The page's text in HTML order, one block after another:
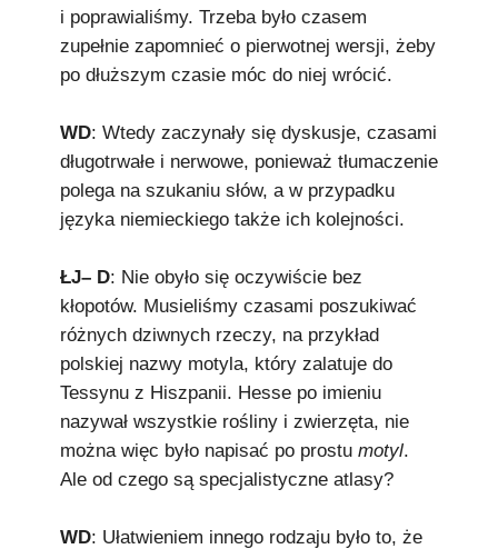
i poprawialiśmy. Trzeba było czasem
zupełnie zapomnieć o pierwotnej wersji, żeby
po dłuższym czasie móc do niej wrócić.
WD: Wtedy zaczynały się dyskusje, czasami
długotrwałe i nerwowe, ponieważ tłumaczenie
polega na szukaniu słów, a w przypadku
języka niemieckiego także ich kolejności.
ŁJ– D: Nie obyło się oczywiście bez
kłopotów. Musieliśmy czasami poszukiwać
różnych dziwnych rzeczy, na przykład
polskiej nazwy motyla, który zalatuje do
Tessynu z Hiszpanii. Hesse po imieniu
nazywał wszystkie rośliny i zwierzęta, nie
można więc było napisać po prostu motyl.
Ale od czego są specjalistyczne atlasy?
WD: Ułatwieniem innego rodzaju było to, że